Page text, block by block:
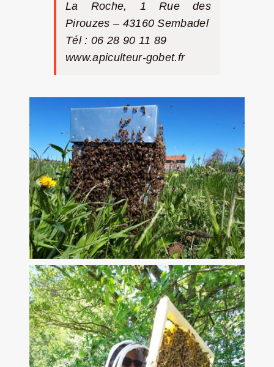
La Roche, 1 Rue des
Pirouzes – 43160 Sembadel
Tél : 06 28 90 11 89
www.apiculteur-gobet.fr